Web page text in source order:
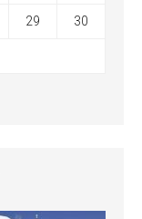
29 30